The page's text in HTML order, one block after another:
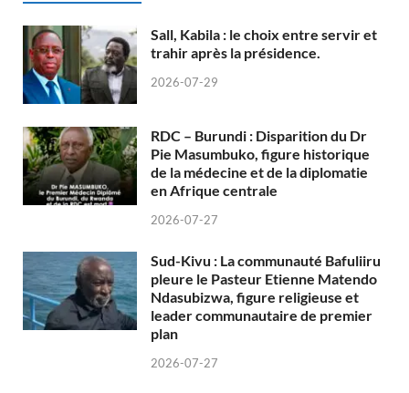
Sall, Kabila : le choix entre servir et
trahir après la présidence.
2026-07-29
RDC – Burundi : Disparition du Dr
Pie Masumbuko, figure historique
de la médecine et de la diplomatie
en Afrique centrale
2026-07-27
Sud-Kivu : La communauté Bafuliiru
pleure le Pasteur Etienne Matendo
Ndasubizwa, figure religieuse et
leader communautaire de premier
plan
2026-07-27